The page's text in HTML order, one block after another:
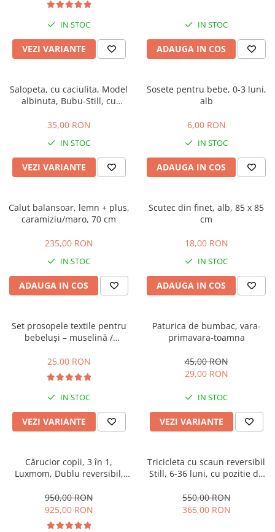
IN STOC
VEZI VARIANTE
IN STOC
ADAUGA IN COS
Salopeta, cu caciulita, Model
albinuta, Bubu-Still, cu
35,00 RON
IN STOC
VEZI VARIANTE
Sosete pentru bebe, 0-3 luni,
alb
6,00 RON
IN STOC
ADAUGA IN COS
Calut balansoar, lemn + plus,
caramiziu/maro, 70 cm
235,00 RON
IN STOC
ADAUGA IN COS
Scutec din finet, alb, 85 x 85
cm
18,00 RON
IN STOC
ADAUGA IN COS
Set prosopele textile pentru
bebeluși – muselină /
25,00 RON
IN STOC
VEZI VARIANTE
Paturica de bumbac, vara-
primavara-toamna
45,00 RON
29,00 RON
IN STOC
VEZI VARIANTE
Cărucior copii, 3 în 1,
Luxmom, Dublu reversibil,
Manusi de iarna, Roti
antieroziune off-road, Husa
de ploaie si insecte
950,00 RON
925,00 RON
Tricicleta cu scaun reversibil
Still, 6-36 luni, cu pozitie de
muzica, Jazz
550,00 RON
365,00 RON